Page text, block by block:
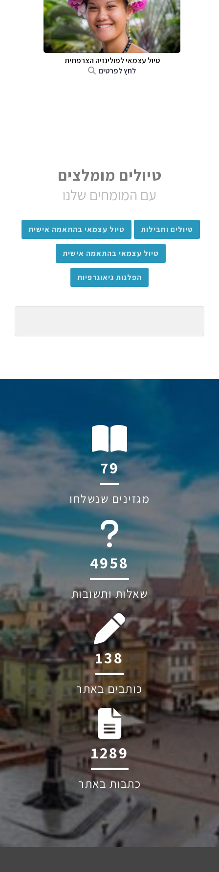
טיול עצמאי לפולינזיה הצרפתית
לחץ לפרטים
טיולים מומלצים
עם המומחים שלנו
טיולים וחבילות טיול עצמאי בהתאמה אישית
טיול עצמאי בהתאמה אישית
הפלגות גיאוגרפיות
108
מגזינים שנשלחו
6044
שאלות ותשובות
190
כותבים באתר
1765
כתבות באתר